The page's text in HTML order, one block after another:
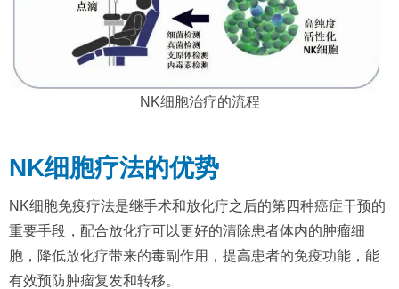
NK细胞治疗的流程
NK细胞疗法的优势
NK细胞免疫疗法是继手术和放化疗之后的第四种癌症干预的
重要手段，配合放化疗可以更好的清除患者体内的肿瘤细
胞，降低放化疗带来的毒副作用，提高患者的免疫功能，能
有效预防肿瘤复发和转移。